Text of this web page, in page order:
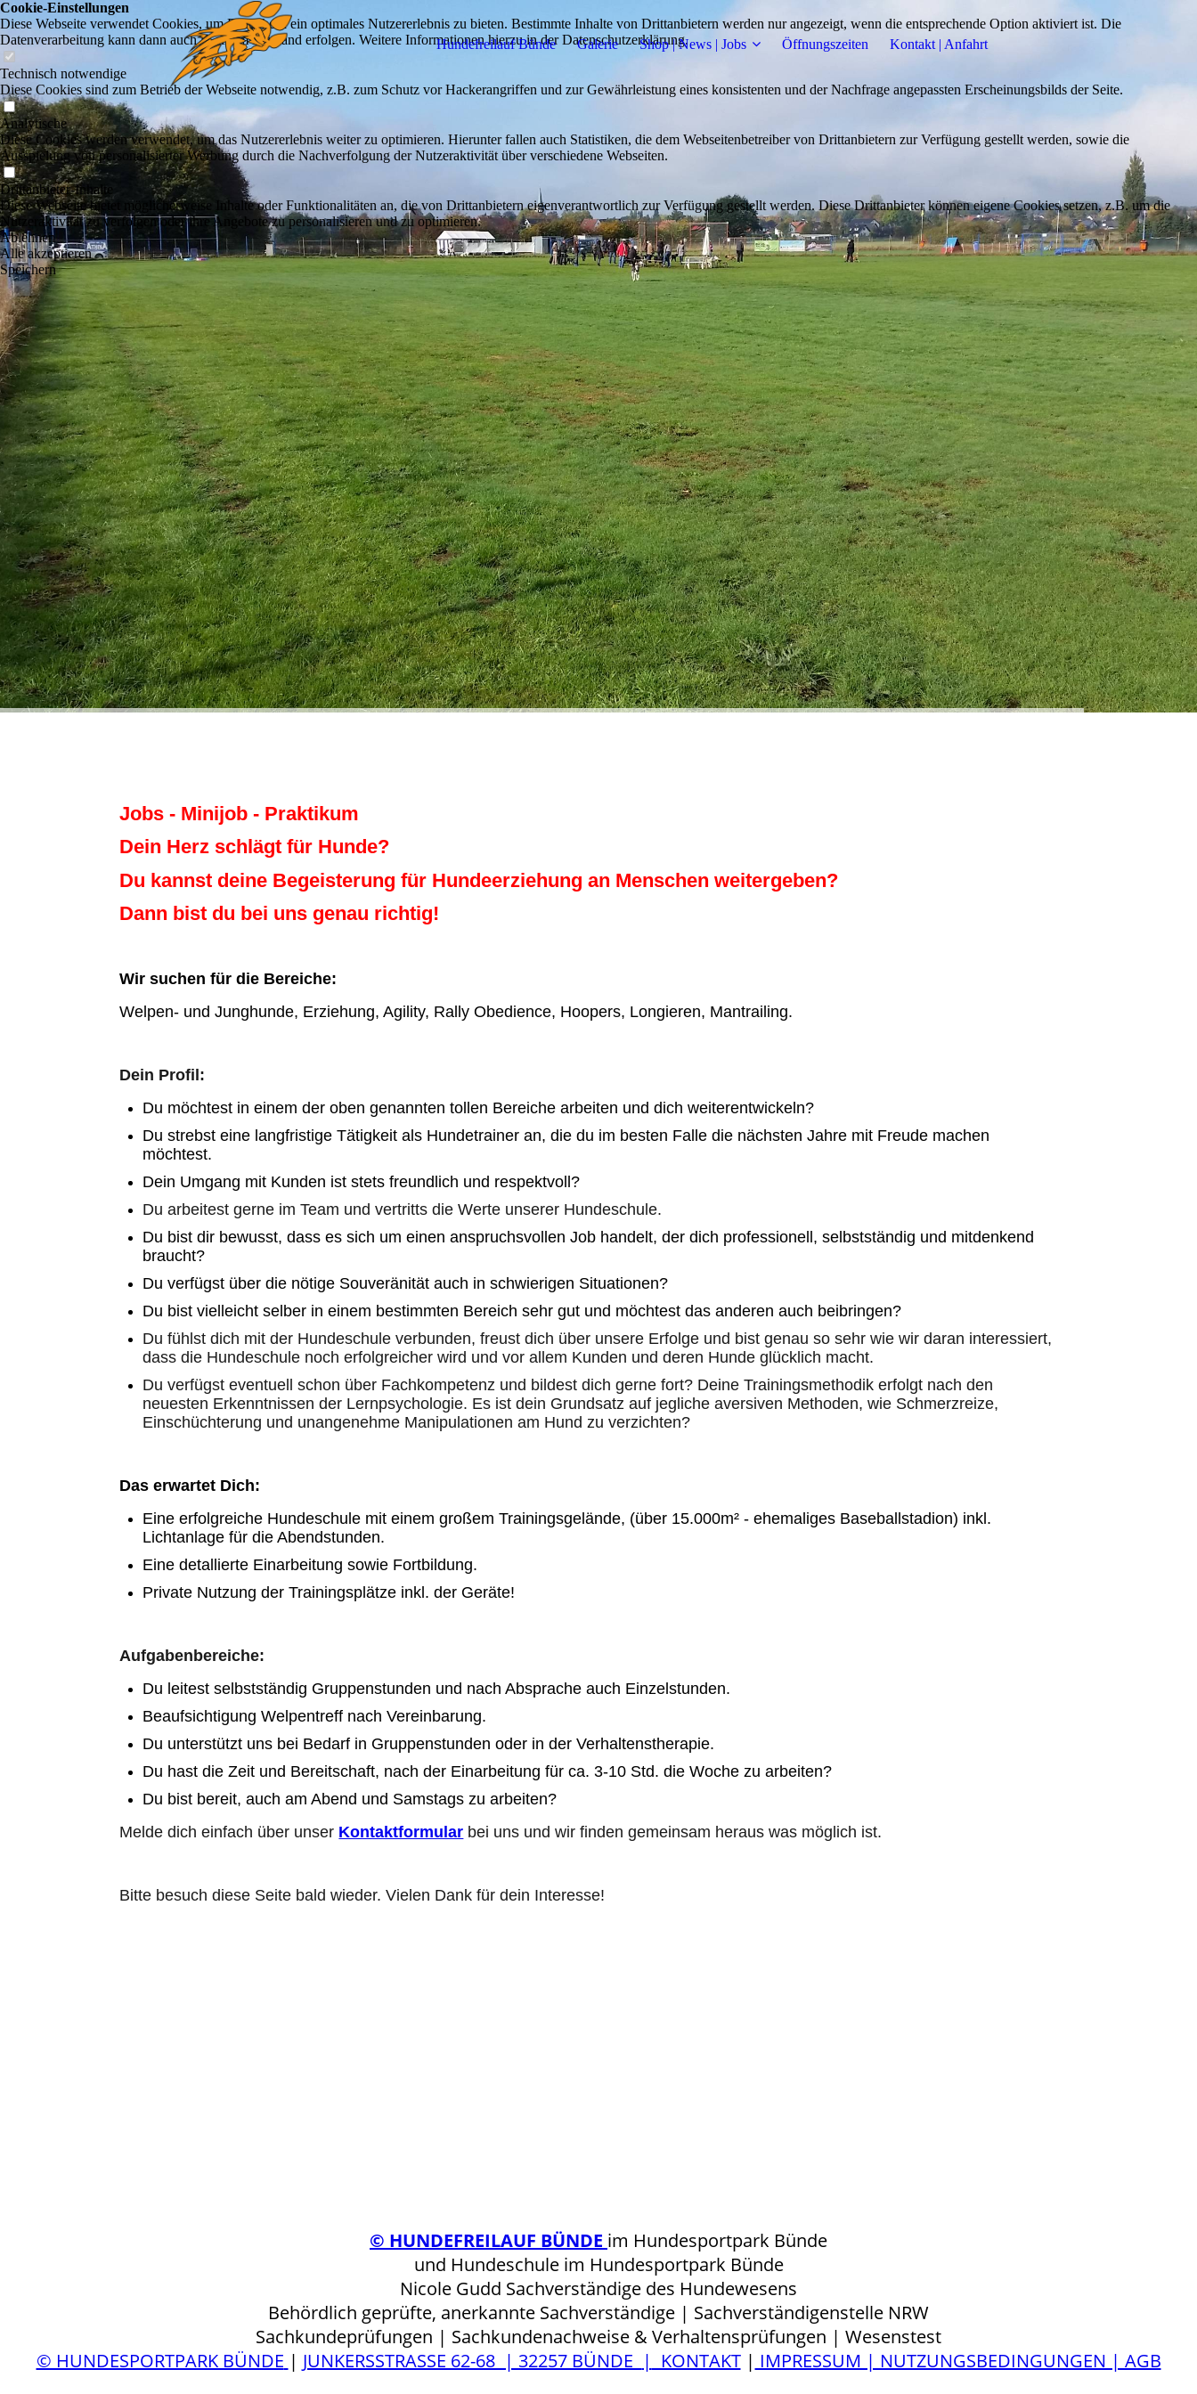
Hundefreilauf Bünde Galerie Shop | News | Jobs Öffnungszeiten Kontakt | Anfahrt
Jobs - Minijob - Praktikum
Dein Herz schlägt für Hunde?
Du kannst deine Begeisterung für Hundeerziehung an Menschen weitergeben?
Dann bist du bei uns genau richtig!
Wir suchen für die Bereiche:
Welpen- und Junghunde, Erziehung, Agility, Rally Obedience, Hoopers, Longieren, Mantrailing.
Dein Profil:
Du möchtest in einem der oben genannten tollen Bereiche arbeiten und dich weiterentwickeln?
Du strebst eine langfristige Tätigkeit als Hundetrainer an, die du im besten Falle die nächsten Jahre mit Freude machen
möchtest.
Dein Umgang mit Kunden ist stets freundlich und respektvoll?
Du arbeitest gerne im Team und vertritts die Werte unserer Hundeschule.
Du bist dir bewusst, dass es sich um einen anspruchsvollen Job handelt, der dich professionell, selbstständig und mitdenkend
braucht?
Du verfügst über die nötige Souveränität auch in schwierigen Situationen?
Du bist vielleicht selber in einem bestimmten Bereich sehr gut und möchtest das anderen auch beibringen?
Du fühlst dich mit der Hundeschule verbunden, freust dich über unsere Erfolge und bist genau so sehr wie wir daran interessiert,
dass die Hundeschule noch erfolgreicher wird und vor allem Kunden und deren Hunde glücklich macht.
Du verfügst eventuell schon über Fachkompetenz und bildest dich gerne fort? Deine Trainingsmethodik erfolgt nach den
neuesten Erkenntnissen der Lernpsychologie. Es ist dein Grundsatz auf jegliche aversiven Methoden, wie Schmerzreize,
Einschüchterung und unangenehme Manipulationen am Hund zu verzichten?
Das erwartet Dich:
Eine erfolgreiche Hundeschule mit einem großem Trainingsgelände, (über 15.000m² - ehemaliges Baseballstadion) inkl.
Lichtanlage für die Abendstunden.
Eine detallierte Einarbeitung sowie Fortbildung.
Private Nutzung der Trainingsplätze inkl. der Geräte!
Aufgabenbereiche:
Du leitest selbstständig Gruppenstunden und nach Absprache auch Einzelstunden.
Beaufsichtigung Welpentreff nach Vereinbarung.
Du unterstützt uns bei Bedarf in Gruppenstunden oder in der Verhaltenstherapie.
Du hast die Zeit und Bereitschaft, nach der Einarbeitung für ca. 3-10 Std. die Woche zu arbeiten?
Du bist bereit, auch am Abend und Samstags zu arbeiten?
Melde dich einfach über unser Kontaktformular bei uns und wir finden gemeinsam heraus was möglich ist.
Bitte besuch diese Seite bald wieder. Vielen Dank für dein Interesse!
© HUNDEFREILAUF BÜNDE im Hundesportpark Bünde
und Hundeschule im Hundesportpark Bünde
Nicole Gudd Sachverständige des Hundewesens
Behördlich geprüfte, anerkannte Sachverständige | Sachverständigenstelle NRW
Sachkundeprüfungen | Sachkundenachweise & Verhaltensprüfungen | Wesenstest
© HUNDESPORTPARK BÜNDE | JUNKERSSTRASSE 62-68 | 32257 BÜNDE | KONTAKT| IMPRESSUM | NUTZUNGSBEDINGUNGEN | AGB
Cookie-Einstellungen
Diese Webseite verwendet Cookies, um Besuchern ein optimales Nutzererlebnis zu bieten. Bestimmte Inhalte von Drittanbietern werden nur angezeigt, wenn die entsprechende Option aktiviert ist. Die
Datenverarbeitung kann dann auch in einem Drittland erfolgen. Weitere Informationen hierzu in der Datenschutzerklärung.
Technisch notwendige
Diese Cookies sind zum Betrieb der Webseite notwendig, z.B. zum Schutz vor Hackerangriffen und zur Gewährleistung eines konsistenten und der Nachfrage angepassten Erscheinungsbilds der Seite.
Analytische
Diese Cookies werden verwendet, um das Nutzererlebnis weiter zu optimieren. Hierunter fallen auch Statistiken, die dem Webseitenbetreiber von Drittanbietern zur Verfügung gestellt werden, sowie die
Ausspielung von personalisierter Werbung durch die Nachverfolgung der Nutzeraktivität über verschiedene Webseiten.
Drittanbieter-Inhalte
Diese Webseite bietet möglicherweise Inhalte oder Funktionalitäten an, die von Drittanbietern eigenverantwortlich zur Verfügung gestellt werden. Diese Drittanbieter können eigene Cookies setzen, z.B. um die
Nutzeraktivität zu verfolgen oder ihre Angebote zu personalisieren und zu optimieren.
Ablehnen
Alle akzeptieren
Speichern